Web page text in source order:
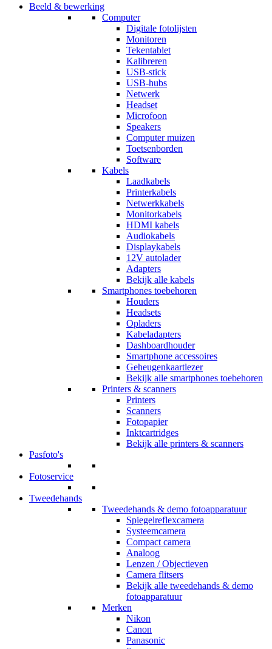
Beeld & bewerking
Computer
Digitale fotolijsten
Monitoren
Tekentablet
Kalibreren
USB-stick
USB-hubs
Netwerk
Headset
Microfoon
Speakers
Computer muizen
Toetsenborden
Software
Kabels
Laadkabels
Printerkabels
Netwerkkabels
Monitorkabels
HDMI kabels
Audiokabels
Displaykabels
12V autolader
Adapters
Bekijk alle kabels
Smartphones toebehoren
Houders
Headsets
Opladers
Kabeladapters
Dashboardhouder
Smartphone accessoires
Geheugenkaartlezer
Bekijk alle smartphones toebehoren
Printers & scanners
Printers
Scanners
Fotopapier
Inktcartridges
Bekijk alle printers & scanners
Pasfoto's
Fotoservice
Tweedehands
Tweedehands & demo fotoapparatuur
Spiegelreflexcamera
Systeemcamera
Compact camera
Analoog
Lenzen / Objectieven
Camera flitsers
Bekijk alle tweedehands & demo
fotoapparatuur
Merken
Nikon
Canon
Panasonic